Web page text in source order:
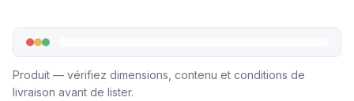
Produit — vérifiez dimensions, contenu et conditions de
livraison avant de lister.